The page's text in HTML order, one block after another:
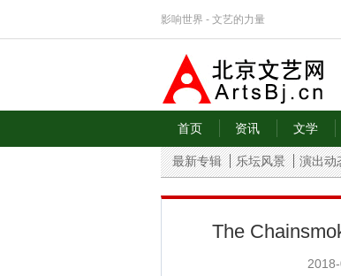
影响世界 - 文艺的力量
首页 资讯 文学
最新专辑
乐坛风景 演出动
The